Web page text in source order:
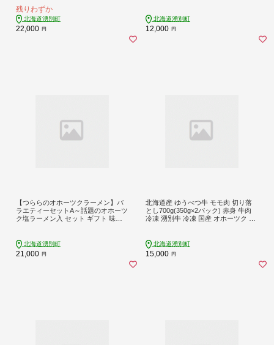
ク 海鮮 海の幸 つまみ 晩酌 お酒のあ
て
残りわずか
北海道湧別町
22,000 円
北海道湧別町
12,000 円
【つららのオホーツクラーメン】バ
ラエティーセットA～話題のオホーツ
ク塩ラーメン入 セット ギフト 味噌
蟹 カニ
北海道湧別町
21,000 円
北海道産 ゆうべつ牛 モモ肉 切り落
とし700g(350g×2パック) 赤身 牛肉
冷凍 湧別牛 冷凍 国産 オホーツク お
ー 煮物 肉じゃが 牛丼 炒め物
北海道湧別町
15,000 円